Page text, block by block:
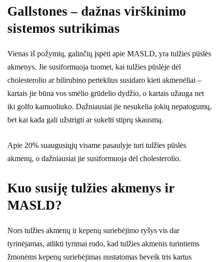
Gallstones – dažnas virškinimo
sistemos sutrikimas
Vienas iš požymių, galinčių įspėti apie MASLD, yra tulžies pūslės
akmenys. Jie susiformuoja tuomet, kai tulžies pūslėje dėl
cholesterolio ar bilirubino perteklius susidaro kieti akmenėliai –
kartais jie būna vos smėlio grūdelio dydžio, o kartais užauga net
iki golfo kamuoliuko. Dažniausiai jie nesukelia jokių nepatogumų,
bet kai kada gali užstrigti ar sukelti stiprų skausmą.
Apie 20% suaugusiųjų visame pasaulyje turi tulžies pūslės
akmenų, o dažniausiai jie susiformuoja dėl cholesterolio.
Kuo susiję tulžies akmenys ir
MASLD?
Nors tulžies akmenų ir kepenų suriebėjimo ryšys vis dar
tyrinėjamas, atlikti tyrimai rodo, kad tulžies akmenis turintiems
žmonėms kepenų suriebėjimas nustatomas beveik tris kartus